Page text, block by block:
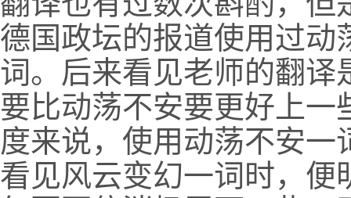
德国政坛的报道使用过动
词。后来看见老师的翻译
要比动荡不安要更好上
度来说，使用动荡不安
看见风云变幻一词时，便